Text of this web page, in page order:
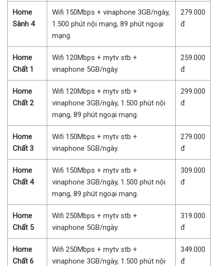
Home
Sành 4
Wifi 150Mbps + vinaphone 3GB/ngày,
1.500 phút nội mạng, 89 phút ngoại
mạng.
279.000
đ
Home
Chất 1
Wifi 120Mbps + mytv stb +
vinaphone 5GB/ngày.
259.000
đ
Home
Chất 2
Wifi 120Mbps + mytv stb +
vinaphone 3GB/ngày, 1.500 phút nội
mạng, 89 phút ngoại mạng.
299.000
đ
Home
Chất 3
Wifi 150Mbps + mytv stb +
vinaphone 5GB/ngày.
279.000
đ
Home
Chất 4
Wifi 150Mbps + mytv stb +
vinaphone 3GB/ngày, 1.500 phút nội
mạng, 89 phút ngoại mạng.
309.000
đ
Home
Chất 5
Wifi 250Mbps + mytv stb +
vinaphone 5GB/ngày.
319.000
đ
Home
Chất 6
Wifi 250Mbps + mytv stb +
vinaphone 3GB/ngày, 1.500 phút nội
349.000
đ